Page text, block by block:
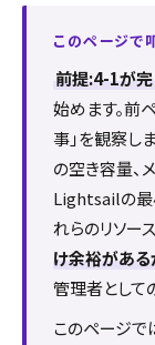
このページで
前提:4-1が完
始めます。前
事」を観察し
の空き容量、
Lightsailの最
れらのリソー
け余裕がある
管理者として
このページで